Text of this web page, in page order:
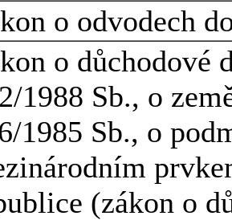
o odvodech
o důchodové
1988 Sb., o
1985 Sb., o
(zákon o